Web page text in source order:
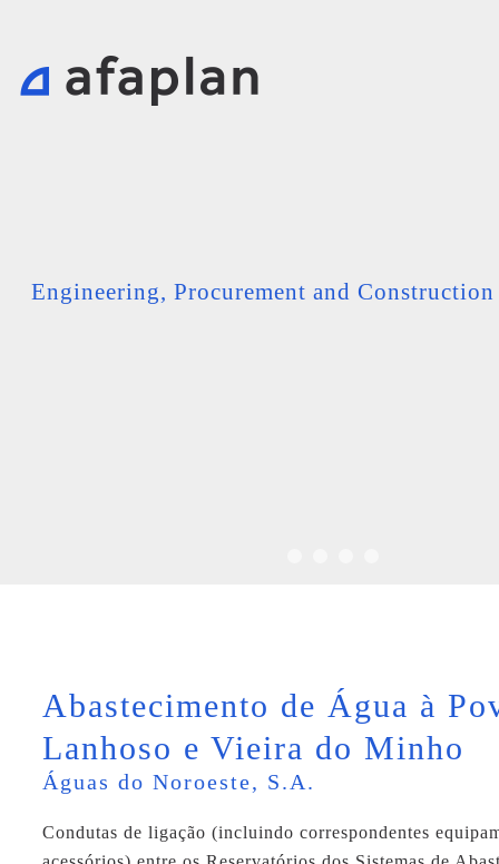
Engineering, Procurement and Construction
Abastecimento de Água à
Lanhoso e Vieira do Minho
Águas do Noroeste, S.A.
Condutas de ligação (incluindo correspondentes